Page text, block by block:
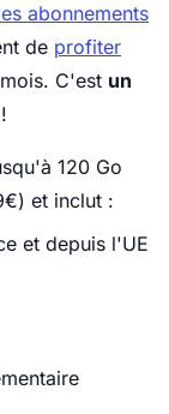
abonnements
de profiter
C'est un
!
120 Go
et inclut :
et depuis l'UE